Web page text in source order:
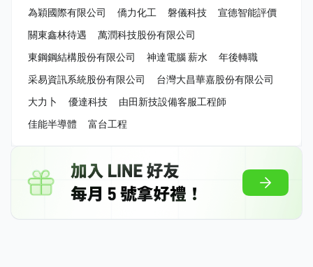
為穎國際有限公司
僑力化工 磐儀科技
宣德智能評價
關東鑫林待遇
萬潤科技股份有限公司
東鋼鋼結構股份有限公司
神達電腦 薪水
年後轉職
采易資訊系統股份有限公司
台灣大昌華嘉股份有限公司
大力卜
優達科技
由田新技設備客服工程師
佳能半導體
富台工程